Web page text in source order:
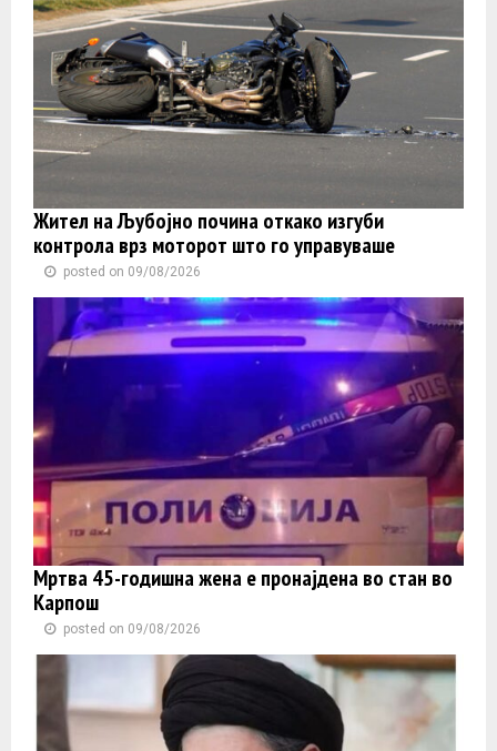
Жител на Љубојно почина откако изгуби
контролa врз моторот што го управуваше
posted on 09/08/2026
Мртва 45-годишна жена е пронајдена во стан во
Карпош
posted on 09/08/2026